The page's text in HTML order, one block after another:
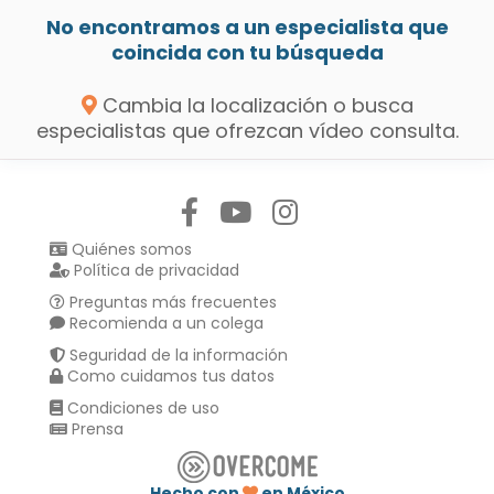
No encontramos a un especialista que
coincida con tu búsqueda
Cambia la localización o busca
especialistas que ofrezcan vídeo consulta.
Quiénes somos
Política de privacidad
Preguntas más frecuentes
Recomienda a un colega
Seguridad de la información
Como cuidamos tus datos
Condiciones de uso
Prensa